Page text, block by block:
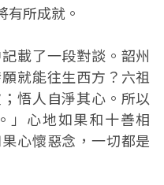
有所成就。
載了一段對談。韶州
就能往生西方？六祖
悟人自淨其心。所以
」心地如果和十善相
心懷惡念，一切都是